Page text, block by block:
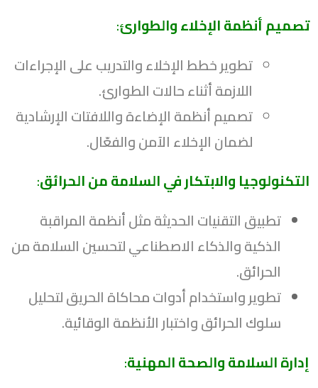
تصميم أنظمة الإخلاء والطوارئ:
تطوير خطط الإخلاء والتدريب على الإجراءات
اللازمة أثناء حالات الطوارئ.
تصميم أنظمة الإضاءة واللافتات الإرشادية
لضمان الإخلاء الآمن والفعّال.
التكنولوجيا والابتكار في السلامة من الحرائق:
تطبيق التقنيات الحديثة مثل أنظمة المراقبة
الذكية والذكاء الاصطناعي لتحسين السلامة من
الحرائق.
تطوير واستخدام أدوات محاكاة الحريق لتحليل
سلوك الحرائق واختبار الأنظمة الوقائية.
إدارة السلامة والصحة المهنية: